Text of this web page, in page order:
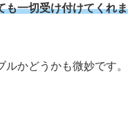
も一切受け付けてくれま
かどうかも微妙です。